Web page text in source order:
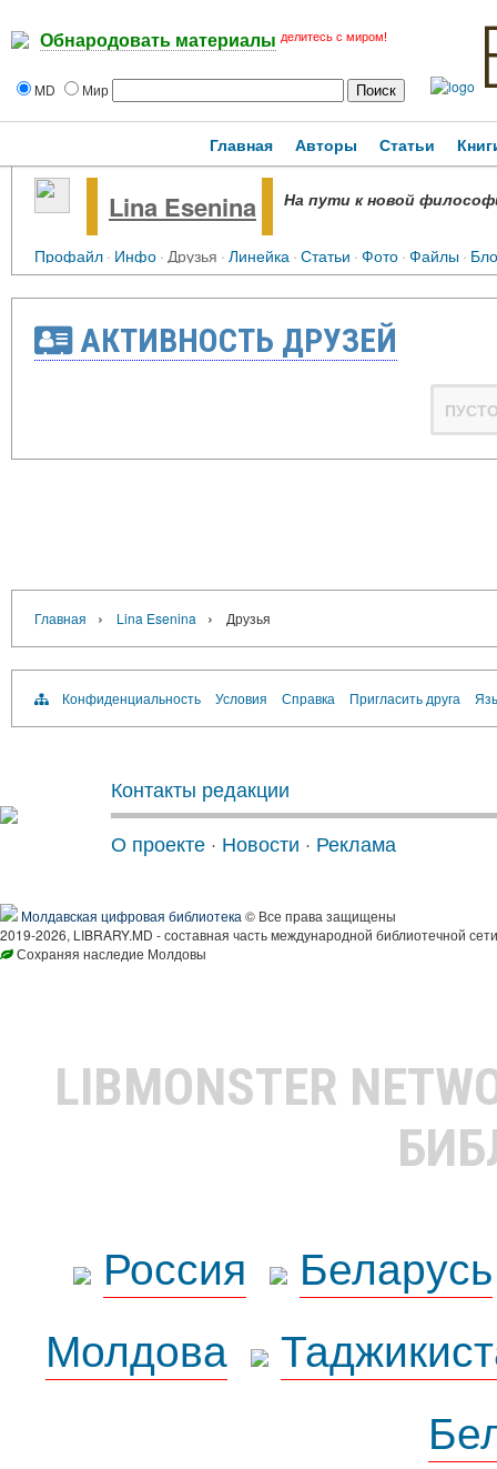
Обнародовать материалы делитесь с миром!
MD Мир
Главная Авторы Статьи
Lina Esenina На пути к новой
Профайл· Инфо· Друзья ·Линейка ·Статьи ·Фото·Файлы·
АКТИВНОСТЬ ДРУЗЕЙ
Главная › Lina Esenina › Друзья
Конфиденциальность Условия Справка Пригласить друга
Контакты редакции
О проекте · Новости · Реклама
Молдавская цифровая библиотека © Все права защищены
2019-2026, LIBRARY.MD - составная часть международной библиотечной
Сохраняя наследие Молдовы
LIBMONSTER
Россия
Беларусь
Молдова